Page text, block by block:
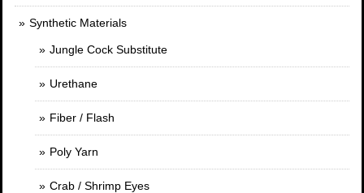
Synthetic Materials
Jungle Cock Substitute
Urethane
Fiber / Flash
Poly Yarn
Crab / Shrimp Eyes